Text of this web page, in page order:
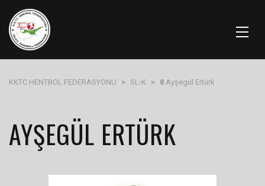
KKTC HENTBOL FEDERASYONU > SL-K > 8 Ayşegül Ertürk
AYŞEGÜL ERTÜRK